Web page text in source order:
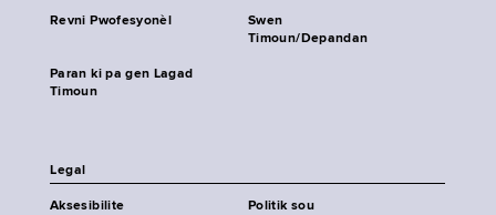
Revni Pwofesyonèl
Swen
Timoun/Depandan
Paran ki pa gen Lagad
Timoun
Legal
Aksesibilite
Politik sou